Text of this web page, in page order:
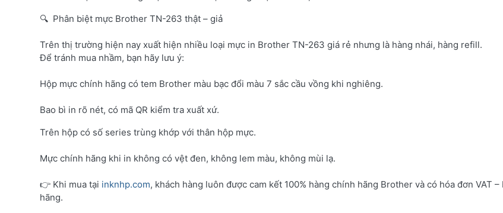
🔍 Phân biệt mực Brother TN-263 thật – giả
Trên thị trường hiện nay xuất hiện nhiều loại mực in Brother TN-263 giá rẻ nhưng là hàng nhái, hàng refill.
Để tránh mua nhầm, bạn hãy lưu ý:
Hộp mực chính hãng có tem Brother màu bạc đổi màu 7 sắc cầu vồng khi nghiêng.
Bao bì in rõ nét, có mã QR kiểm tra xuất xứ.
Trên hộp có số series trùng khớp với thân hộp mực.
Mực chính hãng khi in không có vệt đen, không lem màu, không mùi lạ.
👉 Khi mua tại inknhp.com, khách hàng luôn được cam kết 100% hàng chính hãng Brother và có hóa đơn VAT –
hãng.